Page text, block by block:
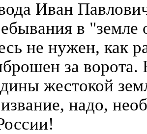
Иван
в "земле
не нужен, как
за ворота.
жестокой
надо,